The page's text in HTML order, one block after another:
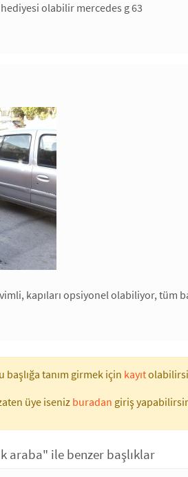
olabilir mercedes g 63
kapıları opsiyonel olabiliyor, tüm
başlığa tanım girmek için kayıt
üye isenizburadan giriş
araba" ile benzer başlıklar